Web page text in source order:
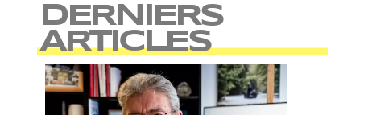
DERNIERS
ARTICLES